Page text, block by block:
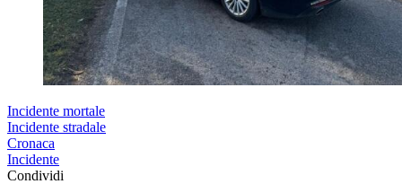
Incidente mortale
Incidente stradale
Cronaca
Incidente
Condividi